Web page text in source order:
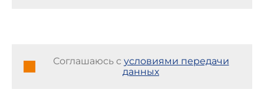
Соглашаюсь с условиями передачи
данных